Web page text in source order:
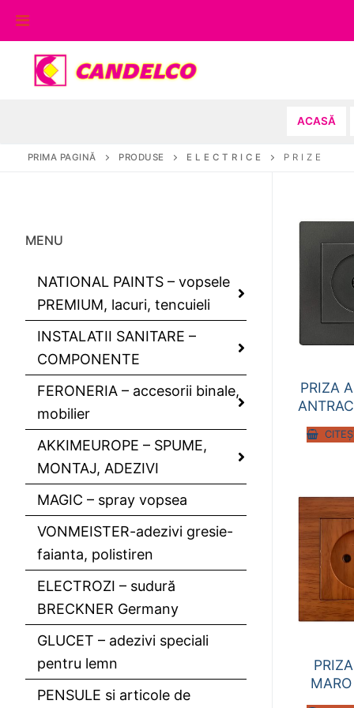
conținut
ACASĂ
PRIMA PAGINĂ PRODUSE E L E C T R I C E P R I Z E
PRIZA
MENU
NATIONAL PAINTS – vopsele
PREMIUM, lacuri, tencuieli
INSTALATII SANITARE –
COMPONENTE
FERONERIA – accesorii binale,
mobilier
AKKIMEUROPE – SPUME,
MONTAJ, ADEZIVI
MAGIC – spray vopsea
VONMEISTER-adezivi gresie-
faianta, polistiren
ELECTROZI – sudură
BRECKNER Germany
GLUCET – adezivi speciali
pentru lemn
PENSULE si articole de